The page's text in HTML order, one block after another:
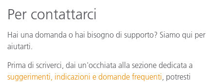
Per contattarci
Hai una domanda o hai bisogno di supporto? Siamo qui per
aiutarti.
Prima di scriverci, dai un'occhiata alla sezione dedicata a
suggerimenti, indicazioni e domande frequenti, potresti